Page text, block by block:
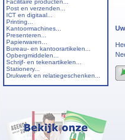
Facilitaire producten...
Post en verzenden...
ICT en digitaal...
Printing...
Kantoormachines...
Presenteren...
Papierwaren...
Bureau- en kantoorartikelen...
Opbergmiddelen...
Schrijf- en tekenartikelen...
Stationery...
Drukwerk en relatiegeschenken...